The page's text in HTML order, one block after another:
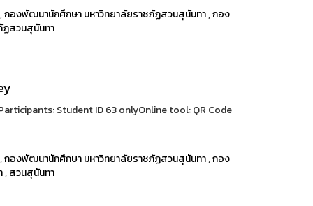
กองพัฒนานักศึกษา มหาวิทยาลัยราชภัฏสวนสุนันทา,กอง
ฏสวนสุนันทา
Student ID 63 onlyOnline tool: QR Code
กองพัฒนานักศึกษา มหาวิทยาลัยราชภัฏสวนสุนันทา,กอง
,สวนสุนันทา